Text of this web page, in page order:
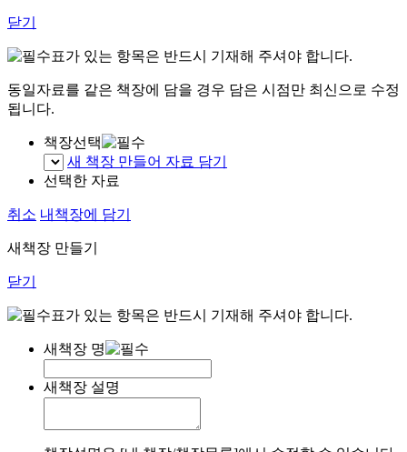
닫기
표가 있는 항목은 반드시 기재해 주셔야 합니다.
동일자료를 같은 책장에 담을 경우 담은 시점만 최신으로 수정
됩니다.
책장선택
새 책장 만들어 자료 담기
선택한 자료
취소 내책장에 담기
새책장 만들기
닫기
표가 있는 항목은 반드시 기재해 주셔야 합니다.
새책장 명
새책장 설명